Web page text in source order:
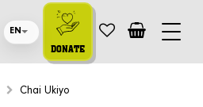
EN
DONATE
Chai Ukiyo